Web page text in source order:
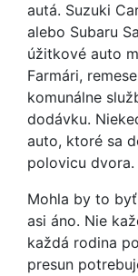
autá. Suzuki
alebo Subaru
úžitkové auto
Farmári,
komunálne
dodávku.
auto, ktoré sa
polovicu dvora.
Mohla by to
asi áno. Nie
každá rodina
presun